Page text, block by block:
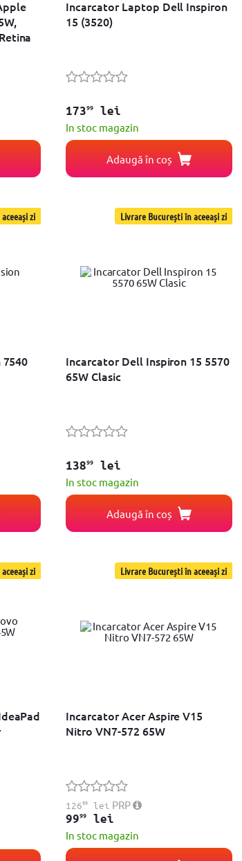
Incarcator Laptop Dell Inspiron
15 (3520)
17399
lei
In stoc magazin
Adaugă în coș
zi Livrare București în aceeași zi
Incarcator Dell Inspiron 15 5570
65W Clasic
13899
lei
In stoc magazin
Adaugă în coș
zi Livrare București în aceeași zi
Incarcator Acer Aspire V15
Nitro VN7-572 65W
12699 lei PRP
9999
lei
In stoc magazin